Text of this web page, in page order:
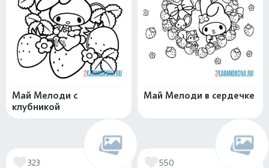
Май Мелоди с
клубникой
Май Мелоди в сердечке
323 550